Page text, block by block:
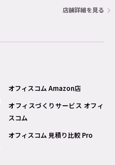
店舗詳細を見る
オフィスコム Amazon店
オフィスづくりサービス オフィ
スコム
オフィスコム 見積り比較 Pro